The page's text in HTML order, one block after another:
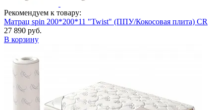
Рекомендуем к товару:
Матрац spin 200*200*11 "Twist" (ППУ/Кокосовая плита) CR
27 890 руб.
В корзину